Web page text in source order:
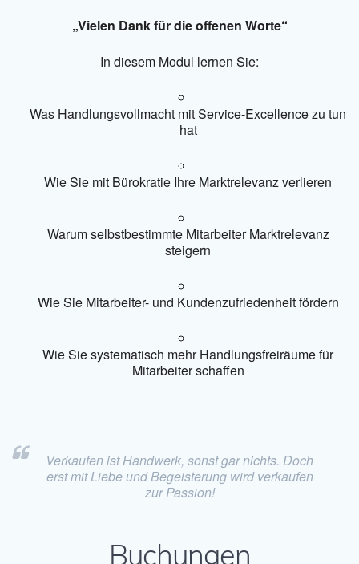
„Vielen Dank für die offenen Worte“
In diesem Modul lernen Sie:
Was Handlungsvollmacht mit Service-Excellence zu tun
hat
Wie Sie mit Bürokratie Ihre Marktrelevanz verlieren
Warum selbstbestimmte Mitarbeiter Marktrelevanz
steigern
Wie Sie Mitarbeiter- und Kundenzufriedenheit fördern
Wie Sie systematisch mehr Handlungsfreiräume für
Mitarbeiter schaffen
Verkaufen ist Handwerk, sonst gar nichts. Doch
erst mit Liebe und Begeisterung wird verkaufen
zur Passion!
Buchungen